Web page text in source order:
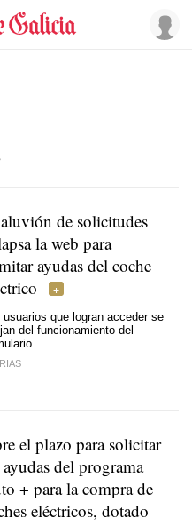
de solicitudes
la web para
ayudas del coche
usuarios que logran acceder se
del funcionamiento del
el plazo para solicitar
ayudas del programa
+ para la compra de
eléctricos, dotado